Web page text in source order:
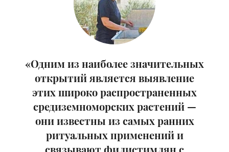
«Одним из наиболее значительных
открытий является выявление
этих широко распространенных
средиземноморских растений —
они известны из самых ранних
ритуальных применений и
связывают филистимлян с